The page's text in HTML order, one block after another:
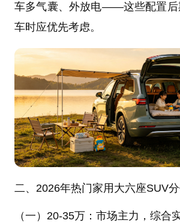
车多气囊、外放电——这些配置后
车时应优先考虑。
二、2026年热门家用大六座SUV
（一）20-35万：市场主力，综合